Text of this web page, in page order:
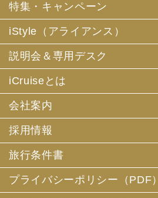
特集・キャンペーン
iStyle（アライアンス）
説明会＆専用デスク
iCruiseとは
会社案内
採用情報
旅行条件書
プライバシーポリシー（PDF）